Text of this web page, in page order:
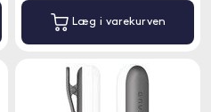
Læg i varekurven